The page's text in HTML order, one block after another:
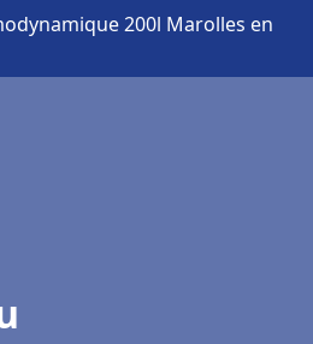
200l Marolles en